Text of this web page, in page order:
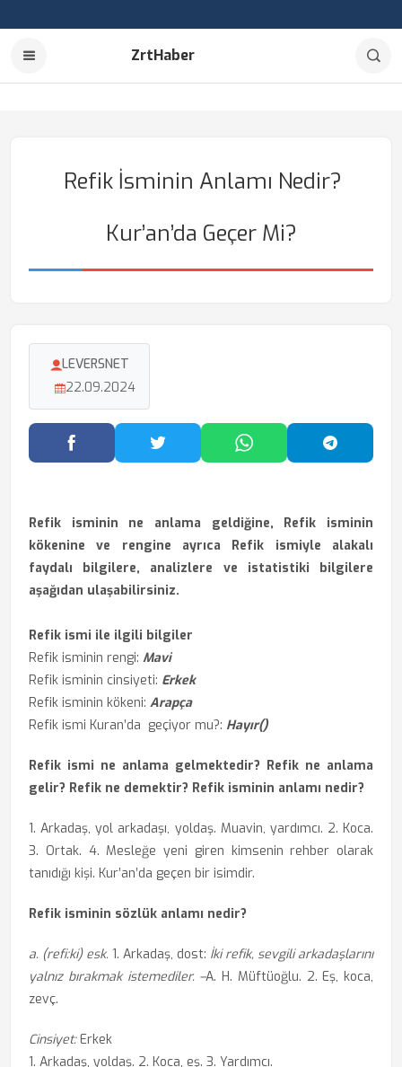
ZrtHaber
Refik İsminin Anlamı Nedir?
Kur’an’da Geçer Mi?
LEVERSNET
22.09.2024
Facebook'ta PaylaşTwitter'da PaylaşWhatsApp'ta Paylaş
Refik isminin ne anlama geldiğine, Refik isminin
kökenine ve rengine ayrıca Refik ismiyle alakalı
faydalı bilgilere, analizlere ve istatistiki bilgilere
aşağıdan ulaşabilirsiniz.
Refik ismi ile ilgili bilgiler
Refik isminin rengi: Mavi
Refik isminin cinsiyeti: Erkek
Refik isminin kökeni: Arapça
Refik ismi Kuran’da geçiyor mu?: Hayır()
Refik ismi ne anlama gelmektedir? Refik ne anlama
gelir? Refik ne demektir? Refik isminin anlamı nedir?
1. Arkadaş, yol arkadaşı, yoldaş. Muavin, yardımcı. 2. Koca.
3. Ortak. 4. Mesleğe yeni giren kimsenin rehber olarak
tanıdığı kişi. Kur’an’da geçen bir isimdir.
Refik isminin sözlük anlamı nedir?
a. (refi:ki) esk. 1. Arkadaş, dost: İki refik, sevgili arkadaşlarını
yalnız bırakmak istemediler. –A. H. Müftüoğlu. 2. Eş, koca,
zevç.
Cinsiyet:Erkek
1. Arkadaş, yoldaş. 2. Koca, eş. 3. Yardımcı.